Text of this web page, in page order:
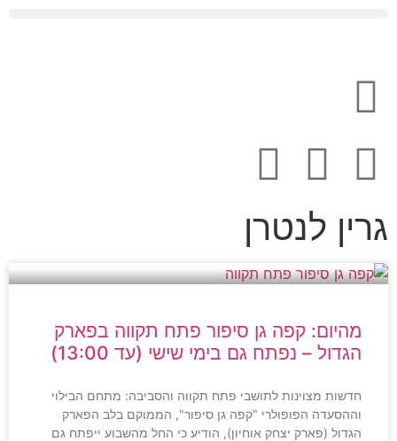
גרין לנטרן
מהיום: קפה גן סיפור פתח תקווה בפארק
הגדול – נפתח גם בימי שישי (עד 13:00)
חדשות מצוינות לתושבי פתח תקווה והסביבה: מתחם הבילוי
וההסעדה הפופולרי "קפה גן סיפור", הממוקם בלב הפארק
הגדול (פארק יצחק אוחיון), הודיע כי החל מהשבוע ייפתח גם